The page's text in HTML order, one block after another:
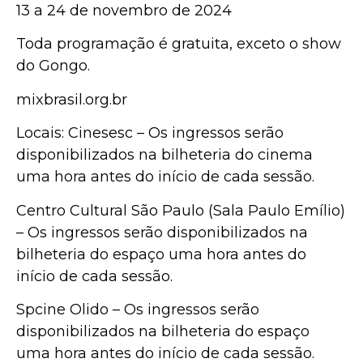
13 a 24 de novembro de 2024
Toda programação é gratuita, exceto o show
do Gongo.
mixbrasil.org.br
Locais: Cinesesc – Os ingressos serão
disponibilizados na bilheteria do cinema
uma hora antes do início de cada sessão.
Centro Cultural São Paulo (Sala Paulo Emílio)
– Os ingressos serão disponibilizados na
bilheteria do espaço uma hora antes do
início de cada sessão.
Spcine Olido – Os ingressos serão
disponibilizados na bilheteria do espaço
uma hora antes do início de cada sessão.